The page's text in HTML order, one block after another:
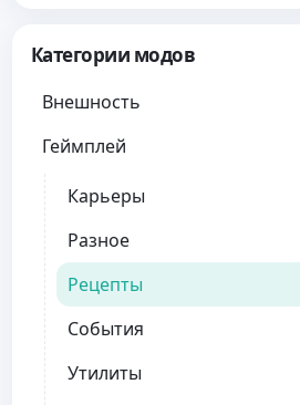
Категории модов
Внешность
Геймплей
Карьеры
Разное
Рецепты
События
Утилиты